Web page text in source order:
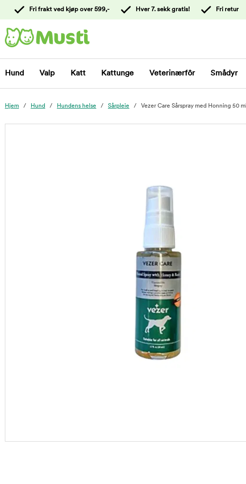
kundeservice
Fri frakt ved kjøp over 599,- Hver 7. sekk gratis! Fri retur
Hund Valp Katt Kattunge Veterinærfôr Smådyr
Hjem Hund Hundens helse Sårpleie Vezer Care Sårspray med Honning 50 ml